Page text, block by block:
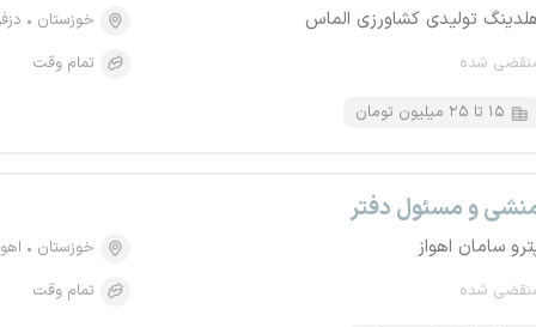
تولیدی کشاورزی الماس
شده
خوزستان
تمام وقت
۱۵ تا ۲۵ میلیون تومان
و مسئول دفتر
سامان اهواز
شده
خوزستان
تمام وقت